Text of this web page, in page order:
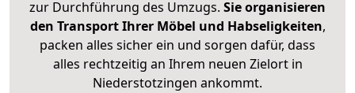
zur Durchführung des Umzugs. Sie organisieren
den Transport Ihrer Möbel und Habseligkeiten,
packen alles sicher ein und sorgen dafür, dass
alles rechtzeitig an Ihrem neuen Zielort in
Niederstotzingen ankommt.